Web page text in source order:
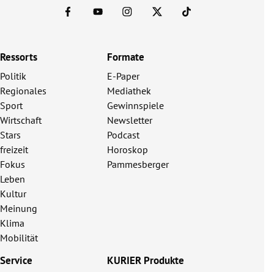
Ressorts
Politik
Regionales
Sport
Wirtschaft
Stars
freizeit
Fokus
Leben
Kultur
Meinung
Klima
Mobilität
Formate
E-Paper
Mediathek
Gewinnspiele
Newsletter
Podcast
Horoskop
Pammesberger
Service KURIER Produkte